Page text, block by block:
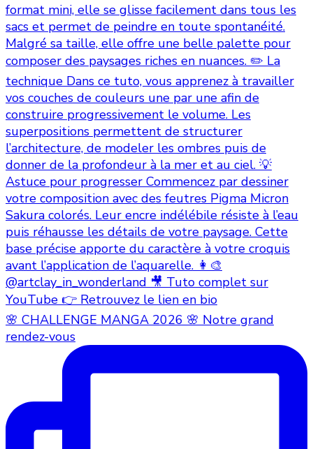
🌸 CHALLENGE MANGA 2026 🌸 Notre grand
rendez-vous